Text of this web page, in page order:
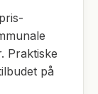
Praktiske
på